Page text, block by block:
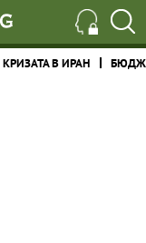
КРИЗАТА В ИРАН